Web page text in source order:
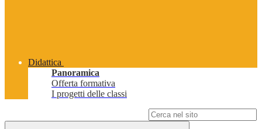
Didattica
Panoramica
Offerta formativa
I progetti delle classi